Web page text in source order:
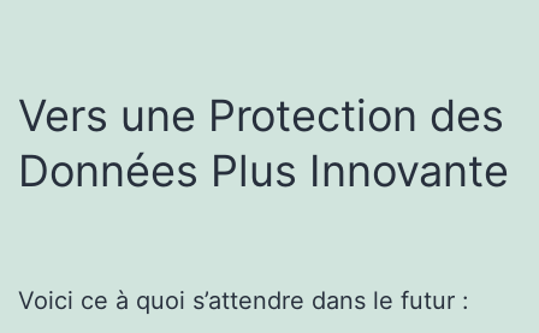
Vers une Protection des
Données Plus Innovante
Voici ce à quoi s’attendre dans le futur :